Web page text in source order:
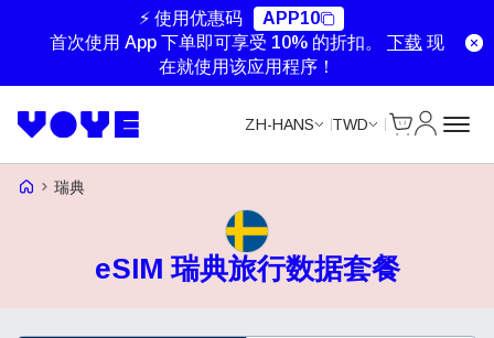
⚡ 使用优惠码
APP10
首次使用 App 下单即可享受 10% 的折扣。 下载 现
在就使用该应用程序！
ZH-HANS TWD
Voye Homepage
瑞典
eSIM 瑞典旅行数据套餐